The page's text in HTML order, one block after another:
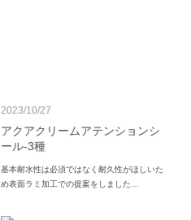
2023/10/27
アクアクリームアテンションシ
ール-3種
基本耐水性は必須ではなく耐久性がほしいた
め表面ラミ加工での提案をしました…